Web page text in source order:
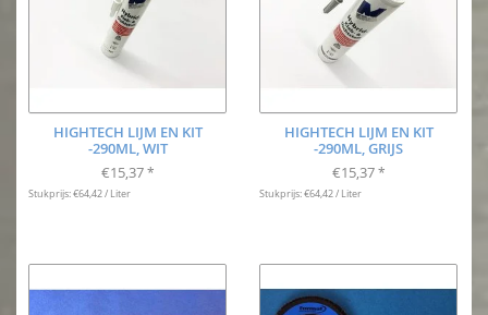
HIGHTECH LIJM EN KIT
-290ML, WIT
€15,37 *
Stukprijs: €64,42 / Liter
HIGHTECH LIJM EN KIT
-290ML, GRIJS
€15,37 *
Stukprijs: €64,42 / Liter